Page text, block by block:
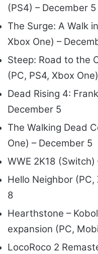
(PS4) – December 5
The Surge: A Walk
Xbox One) –
Steep: Road to the
(PC, PS4, Xbox
Dead Rising 4:
December 5
The Walking Dead
One) – December 5
WWE 2K18
Hello Neighbor
8
Hearthstone –
expansion (PC,
LocoRoco 2